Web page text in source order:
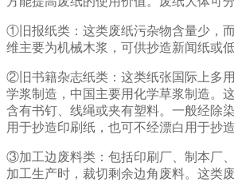
①旧报纸类：这类废纸污杂物含量少，
维主要为机械木浆，可供抄造新闻纸或
②旧书籍杂志纸类：这类纸张国际上多
学浆制造，中国主要用化学草浆制造。
含有书钉、线绳或夹有塑料。一般经除
用于抄造印刷纸，也可不经漂白用于抄造
③加工边废料类：包括印刷厂、制本厂
加工生产时，裁切剩余边角废料。这类